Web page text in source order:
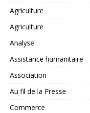
Agriculture
Agriculture
Analyse
Assistance humanitaire
Association
Au fil de la Presse
Commerce